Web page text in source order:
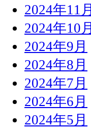
2024年11月
2024年10月
2024年9月
2024年8月
2024年7月
2024年6月
2024年5月